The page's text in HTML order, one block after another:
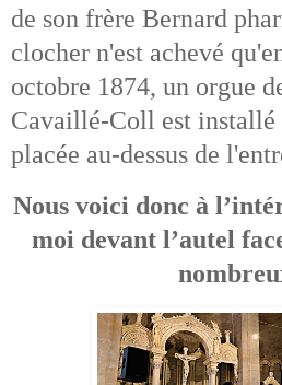
de son frère Bernard
clocher n'est achevé
octobre 1874, un orgue
Cavaillé-Coll est installé
placée au-dessus de
Nous voici donc à
moi devant l’autel